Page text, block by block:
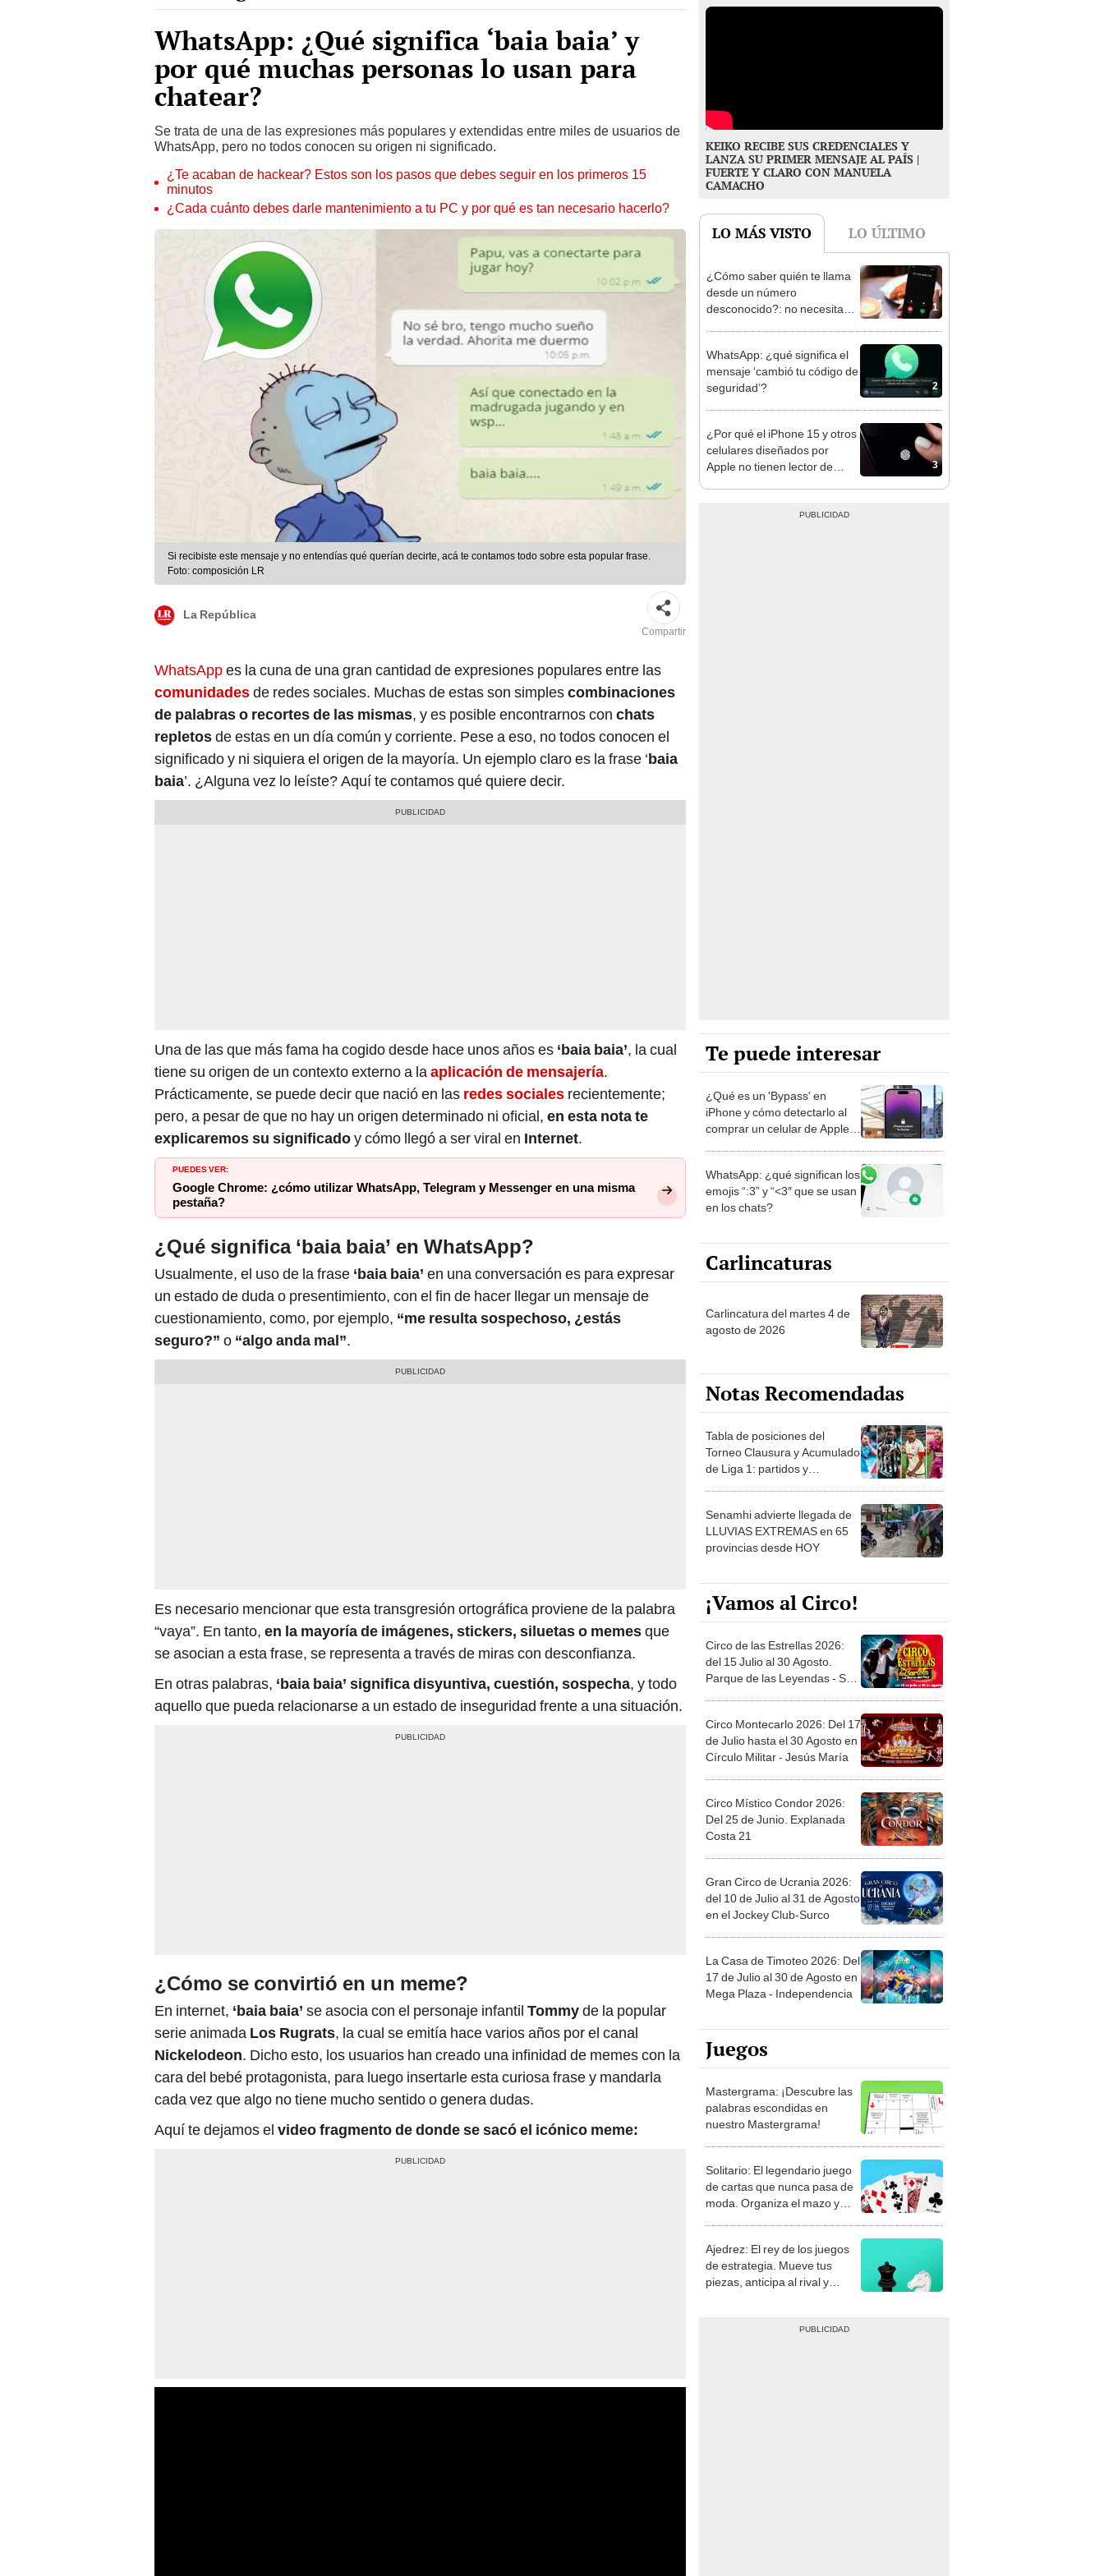
WhatsApp: ¿Qué significa ‘baia baia’ y
por qué muchas personas lo usan para
chatear?
Se trata de una de las expresiones más populares y extendidas entre miles de usuarios de
WhatsApp, pero no todos conocen su origen ni significado.
¿Te acaban de hackear? Estos son los pasos que debes seguir en los primeros 15
minutos
¿Cada cuánto debes darle mantenimiento a tu PC y por qué es tan necesario hacerlo?
Si recibiste este mensaje y no entendías qué querían decirte, acá te contamos todo sobre esta popular frase.
Foto: composición LR
La República
Compartir
WhatsAppes la cuna de una gran cantidad de expresiones populares entre las
comunidadesde redes sociales. Muchas de estas son simplescombinaciones
de palabras o recortes de las mismas, y es posible encontrarnos con chats
repletosde estas en un día común y corriente. Pese a eso, no todos conocen el
significado y ni siquiera el origen de la mayoría. Un ejemplo claro es la frase ‘baia
baia’. ¿Alguna vez lo leíste? Aquí te contamos qué quiere decir.
Una de las que más fama ha cogido desde hace unos años es ‘baia baia’, la cual
tiene su origen de un contexto externo a laaplicación de mensajería.
Prácticamente, se puede decir que nació en las redes sociales recientemente;
pero, a pesar de que no hay un origen determinado ni oficial, en esta nota te
explicaremos su significadoy cómo llegó a ser viral en Internet.
PUEDES VER:
Google Chrome: ¿cómo utilizar WhatsApp, Telegram y Messenger en una misma
pestaña?
¿Qué significa ‘baia baia’ en WhatsApp?
Usualmente, el uso de la frase ‘baia baia’ en una conversación es para expresar
un estado de duda o presentimiento, con el fin de hacer llegar un mensaje de
cuestionamiento, como, por ejemplo, “me resulta sospechoso, ¿estás
seguro?” o “algo anda mal”.
Es necesario mencionar que esta transgresión ortográfica proviene de la palabra
“vaya”. En tanto, en la mayoría de imágenes, stickers, siluetas o memesque
se asocian a esta frase, se representa a través de miras con desconfianza.
En otras palabras, ‘baia baia’ significa disyuntiva, cuestión, sospecha, y todo
aquello que pueda relacionarse a un estado de inseguridad frente a una situación.
¿Cómo se convirtió en un meme?
En internet, ‘baia baia’ se asocia con el personaje infantil Tommyde la popular
serie animada Los Rugrats, la cual se emitía hace varios años por el canal
Nickelodeon. Dicho esto, los usuarios han creado una infinidad de memes con la
cara del bebé protagonista, para luego insertarle esta curiosa frase y mandarla
cada vez que algo no tiene mucho sentido o genera dudas.
Aquí te dejamos el video fragmento de donde se sacó el icónico meme:
KEIKO RECIBE SUS CREDENCIALES Y
LANZA SU PRIMER MENSAJE AL PAÍS |
FUERTE Y CLARO CON MANUELA
CAMACHO
LO MÁS VISTO LO ÚLTIMO
1
¿Cómo saber quién te llama
desde un número
desconocido?: no necesitas
2
WhatsApp: ¿qué significa el
mensaje ‘cambió tu código de
seguridad’?
3
¿Por qué el iPhone 15 y otros
celulares diseñados por
Apple no tienen lector de
Te puede interesar
¿Qué es un 'Bypass' en
iPhone y cómo detectarlo al
comprar un celular de Apple
WhatsApp: ¿qué significan los
emojis “:3” y “<3″ que se usan
en los chats?
Carlincaturas
Carlincatura del martes 4 de
agosto de 2026
Notas Recomendadas
Tabla de posiciones del
Torneo Clausura y Acumulado
de Liga 1: partidos y
Senamhi advierte llegada de
LLUVIAS EXTREMAS en 65
provincias desde HOY
¡Vamos al Circo!
Circo de las Estrellas 2026:
del 15 Julio al 30 Agosto.
Parque de las Leyendas - San
Circo Montecarlo 2026: Del 17
de Julio hasta el 30 Agosto en
Círculo Militar - Jesús María
Circo Místico Condor 2026:
Del 25 de Junio. Explanada
Costa 21
Gran Circo de Ucrania 2026:
del 10 de Julio al 31 de Agosto
en el Jockey Club-Surco
La Casa de Timoteo 2026: Del
17 de Julio al 30 de Agosto en
Mega Plaza - Independencia
Juegos
Mastergrama: ¡Descubre las
palabras escondidas en
nuestro Mastergrama!
Solitario: El legendario juego
de cartas que nunca pasa de
moda. Organiza el mazo y
Ajedrez: El rey de los juegos
de estrategia. Mueve tus
piezas, anticipa al rival y